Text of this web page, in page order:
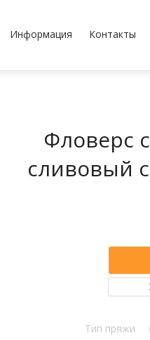
Информация Контакты
Фловерс
сливовый
Тип пряжи